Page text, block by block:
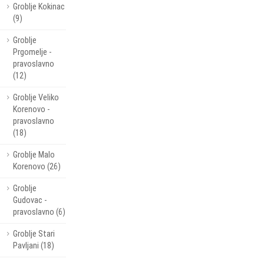
Groblje Kokinac
(9)
Groblje
Prgomelje -
pravoslavno
(12)
Groblje Veliko
Korenovo -
pravoslavno
(18)
Groblje Malo
Korenovo (26)
Groblje
Gudovac -
pravoslavno (6)
Groblje Stari
Pavljani (18)